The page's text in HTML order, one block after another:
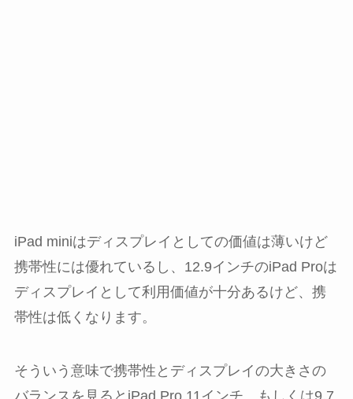
iPad miniはディスプレイとしての価値は薄いけど
携帯性には優れているし、12.9インチのiPad Proは
ディスプレイとして利用価値が十分あるけど、携
帯性は低くなります。
そういう意味で携帯性とディスプレイの大きさの
バランスを見るとiPad Pro 11インチ、もしくは9.7